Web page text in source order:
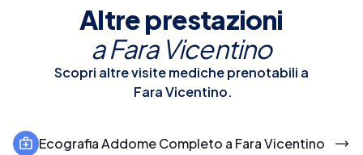
Altre prestazioni
aFara Vicentino
Scopri altre visite mediche prenotabili a
Fara Vicentino.
Ecografia Addome Completo a Fara Vicentino